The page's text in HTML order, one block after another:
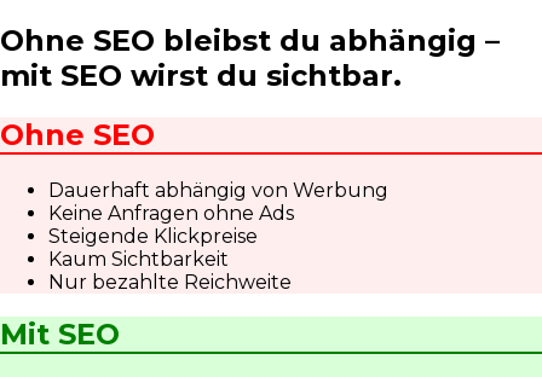
Ohne SEO bleibst du abhängig –
mit SEO wirst du sichtbar.
Ohne SEO
Dauerhaft abhängig von Werbung
Keine Anfragen ohne Ads
Steigende Klickpreise
Kaum Sichtbarkeit
Nur bezahlte Reichweite
Mit SEO